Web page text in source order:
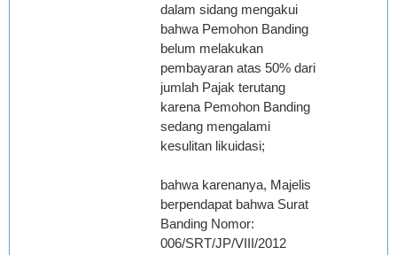
dalam sidang mengakui
bahwa Pemohon Banding
belum melakukan
pembayaran atas 50% dari
jumlah Pajak terutang
karena Pemohon Banding
sedang mengalami
kesulitan likuidasi;
bahwa karenanya, Majelis
berpendapat bahwa Surat
Banding Nomor:
006/SRT/JP/VIII/2012